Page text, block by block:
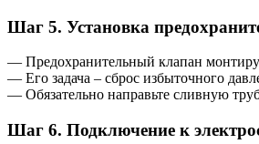
Шаг 5. Установка
— Предохранительный клапан
— Его задача – сброс избыточного
— Обязательно направьте сливную
Шаг 6. Подключение к